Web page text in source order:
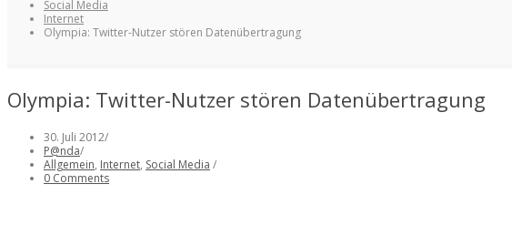
Social Media
Internet
Olympia: Twitter-Nutzer stören Datenübertragung
Olympia: Twitter-Nutzer stören Datenübertragung
30. Juli 2012/
P@nda/
Allgemein, Internet, Social Media /
0 Comments